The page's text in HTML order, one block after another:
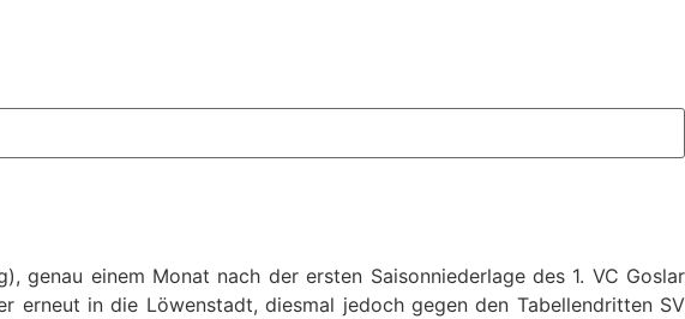
genau einem Monat nach der ersten Saisonniederlage des 1. VC Goslar
erneut in die Löwenstadt, diesmal jedoch gegen den Tabellendritten SV